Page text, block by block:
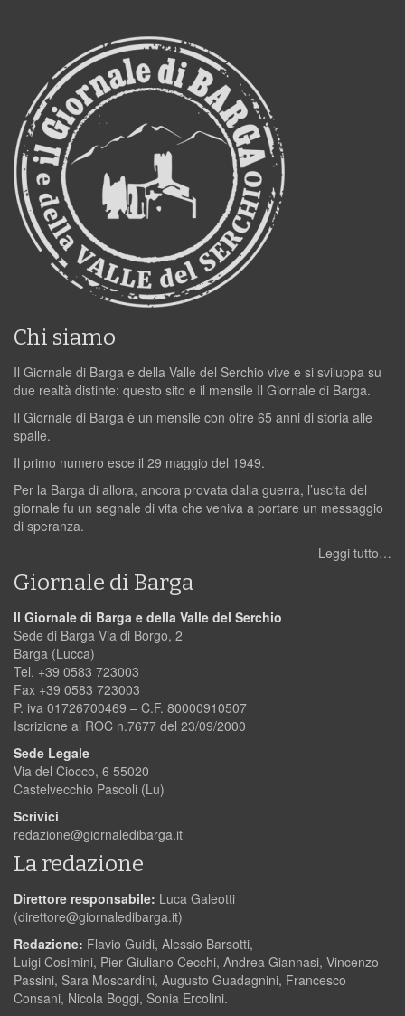
Chi siamo
Il Giornale di Barga e della Valle del Serchio vive e si sviluppa su
due realtà distinte: questo sito e il mensile Il Giornale di Barga.
Il Giornale di Barga è un mensile con oltre 65 anni di storia alle
spalle.
Il primo numero esce il 29 maggio del 1949.
Per la Barga di allora, ancora provata dalla guerra, l’uscita del
giornale fu un segnale di vita che veniva a portare un messaggio
di speranza.
Leggi tutto…
Giornale di Barga
Il Giornale di Barga e della Valle del Serchio
Sede di Barga Via di Borgo, 2
Barga (Lucca)
Tel. +39 0583 723003
Fax +39 0583 723003
P. iva 01726700469 – C.F. 80000910507
Iscrizione al ROC n.7677 del 23/09/2000
Sede Legale
Via del Ciocco, 6 55020
Castelvecchio Pascoli (Lu)
Scrivici
redazione@giornaledibarga.it
La redazione
Direttore responsabile: Luca Galeotti
(direttore@giornaledibarga.it)
Redazione: Flavio Guidi, Alessio Barsotti,
Luigi Cosimini, Pier Giuliano Cecchi, Andrea Giannasi, Vincenzo
Passini, Sara Moscardini, Augusto Guadagnini, Francesco
Consani, Nicola Boggi, Sonia Ercolini.